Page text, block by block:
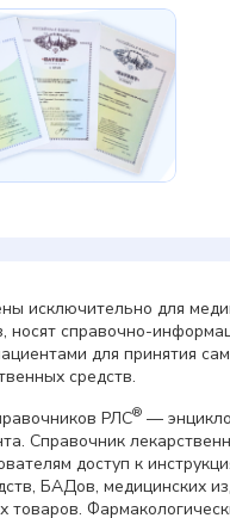
исключительно для
носят справочно-
для принятия
средств.
РЛС® —
Справочник
доступ к
БАДов, медицинских
товаров.